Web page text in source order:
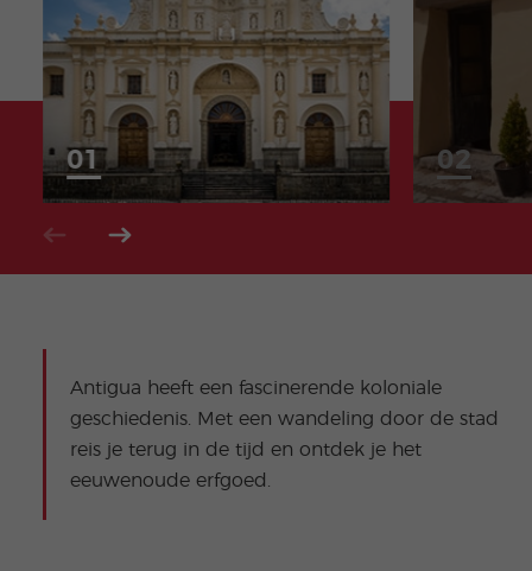
Antigua heeft een fascinerende koloniale
geschiedenis. Met een wandeling door de stad
reis je terug in de tijd en ontdek je het
eeuwenoude erfgoed.